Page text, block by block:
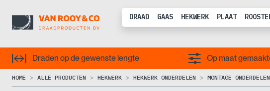
DRAAD GAAS HEKWERK PLAAT
Draden op de gewenste lengte Op maat
HOME ALLE PRODUCTEN HEKWERK HEKWERK ONDERDELEN MONTAGE ONDERDELEN